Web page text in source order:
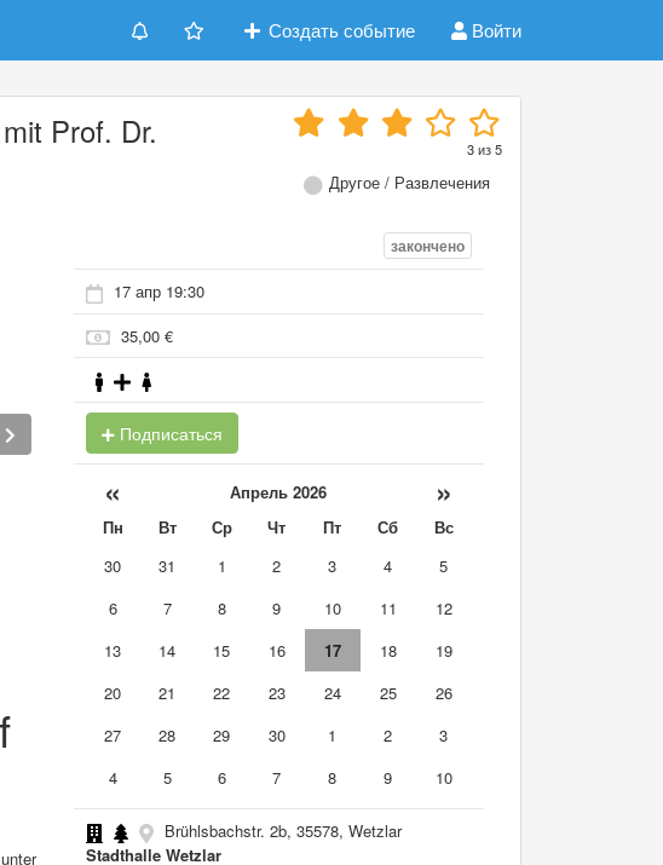
Создать событие Войти
Prof. Dr. 3из5
Другое / Развлечения
закончено
17 апр 19:30
35,00 €
Подписаться
« Апрель 2026 »
Пн Вт Ср Чт Пт Сб
Вс
30
31 1 2 3 4
5
6
7 8 9 10 11
12
13
14 15 16 17 18
19
20
21 22 23 24 25
26
27
28 29 30 1 2
3
4
5 6 7 8 9 10
Brühlsbachstr. 2b, 35578, Wetzlar
Stadthalle Wetzlar